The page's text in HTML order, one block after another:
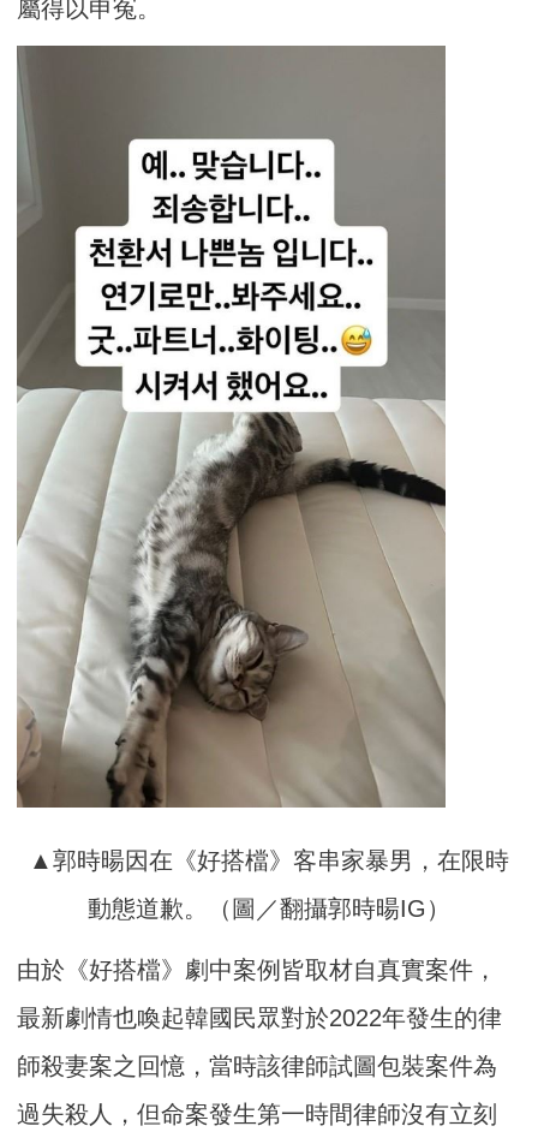
屬得以申冤。
▲郭時暘因在《好搭檔》客串家暴男，在限時
動態道歉。（圖／翻攝郭時暘IG）
由於《好搭檔》劇中案例皆取材自真實案件，
最新劇情也喚起韓國民眾對於2022年發生的律
師殺妻案之回憶，當時該律師試圖包裝案件為
過失殺人，但命案發生第一時間律師沒有立刻